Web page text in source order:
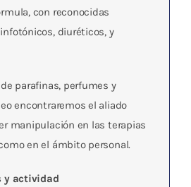
con reconocidas
diuréticos, y
parafinas, perfumes y
encontraremos el aliado
manipulación en las terapias
en el ámbito personal.
y actividad